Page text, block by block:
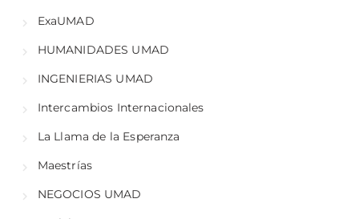
ExaUMAD
HUMANIDADES UMAD
INGENIERIAS UMAD
Intercambios Internacionales
La Llama de la Esperanza
Maestrías
NEGOCIOS UMAD